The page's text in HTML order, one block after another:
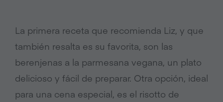
La primera receta que recomienda Liz, y que
también resalta es su favorita, son las
berenjenas a la parmesana vegana, un plato
delicioso y fácil de preparar. Otra opción, ideal
para una cena especial, es el risotto de